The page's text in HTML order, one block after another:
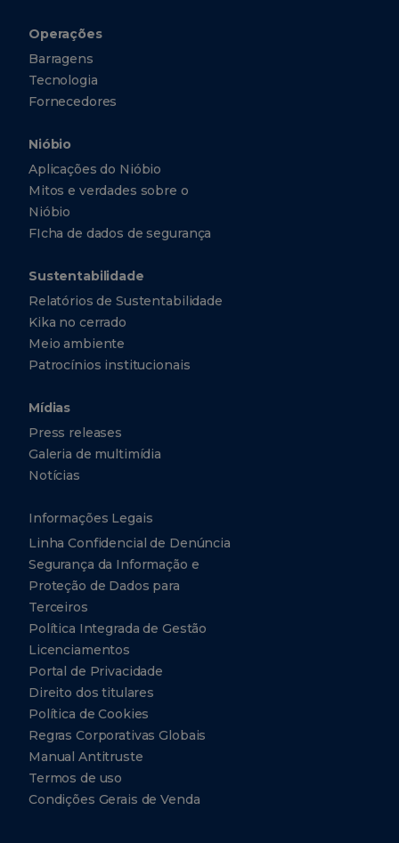
Operações
Barragens
Tecnologia
Fornecedores
Nióbio
Aplicações do Nióbio
Mitos e verdades sobre o
Nióbio
FIcha de dados de segurança
Sustentabilidade
Relatórios de Sustentabilidade
Kika no cerrado
Meio ambiente
Patrocínios institucionais
Mídias
Press releases
Galeria de multimídia
Notícias
Informações Legais
Linha Confidencial de Denúncia
Segurança da Informação e
Proteção de Dados para
Terceiros
Política Integrada de Gestão
Licenciamentos
Portal de Privacidade
Direito dos titulares
Política de Cookies
Regras Corporativas Globais
Manual Antitruste
Termos de uso
Condições Gerais de Venda